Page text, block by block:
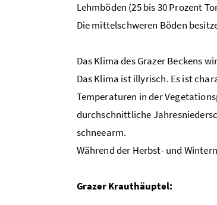
Lehmböden (25 bis 30 Prozent
Die mittelschweren Böden
Das Klima des Grazer Beckens
Das Klima ist illyrisch. Es ist
Temperaturen in der
durchschnittliche
schneearm.
Während der Herbst- und
Grazer Krauthäuptel: